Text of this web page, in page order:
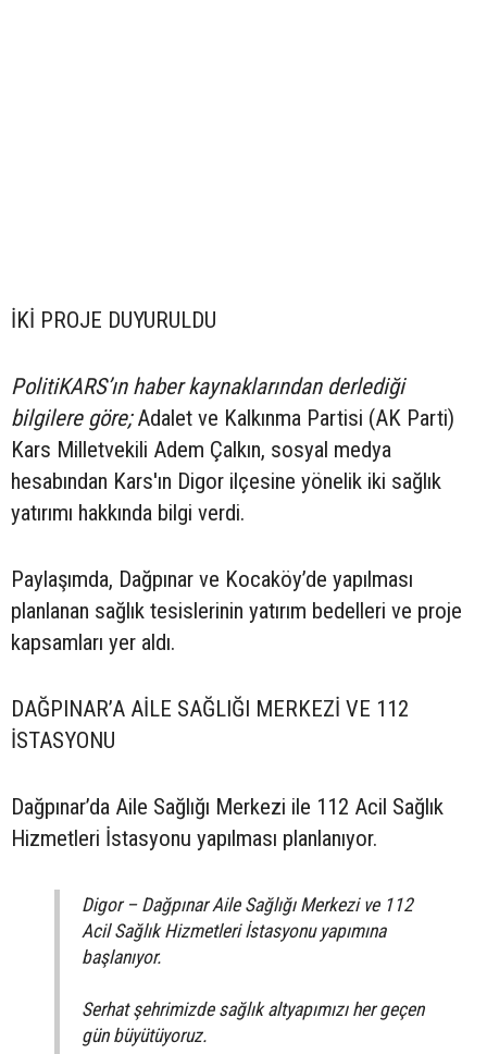
İKİ PROJE DUYURULDU
PolitiKARS’ın haber kaynaklarından derlediği
bilgilere göre;Adalet ve Kalkınma Partisi (AK Parti)
Kars Milletvekili Adem Çalkın, sosyal medya
hesabından Kars'ın Digor ilçesine yönelik iki sağlık
yatırımı hakkında bilgi verdi.
Paylaşımda, Dağpınar ve Kocaköy’de yapılması
planlanan sağlık tesislerinin yatırım bedelleri ve proje
kapsamları yer aldı.
DAĞPINAR’A AİLE SAĞLIĞI MERKEZİ VE 112
İSTASYONU
Dağpınar’da Aile Sağlığı Merkezi ile 112 Acil Sağlık
Hizmetleri İstasyonu yapılması planlanıyor.
Digor – Dağpınar Aile Sağlığı Merkezi ve 112
Acil Sağlık Hizmetleri İstasyonu yapımına
başlanıyor.
Serhat şehrimizde sağlık altyapımızı her geçen
gün büyütüyoruz.